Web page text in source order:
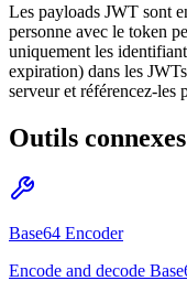
Les payloads JWT sont
personne avec le token
uniquement les
expiration) dans les
serveur et référencez-les
Outils connexes
Base64 Encoder
Encode and decode